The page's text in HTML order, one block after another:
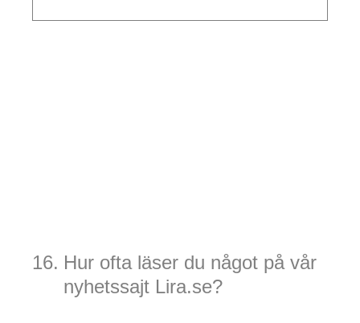
16. Hur ofta läser du något på vår
nyhetssajt Lira.se?